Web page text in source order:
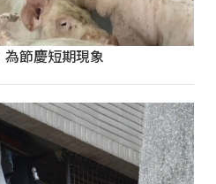
節慶短期現象